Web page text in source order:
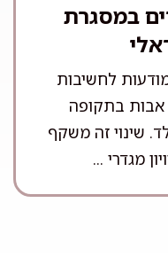
במסגרת
לחשיבות
בתקופה
שינוי זה משקף
מגדרי ...